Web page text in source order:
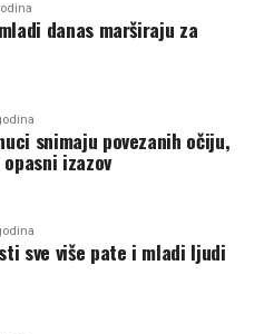
danas marširaju za
snimaju povezanih očiju,
izazov
sve više pate i mladi ljudi